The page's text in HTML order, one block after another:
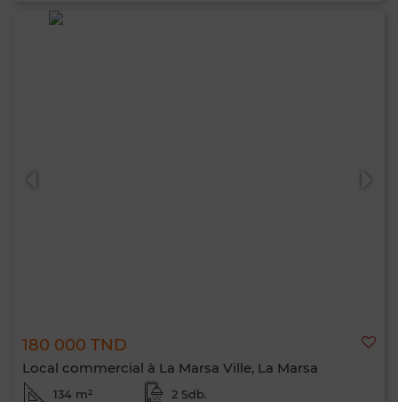
180 000 TND
Local commercial à La Marsa Ville, La Marsa
134 m² 2 Sdb.